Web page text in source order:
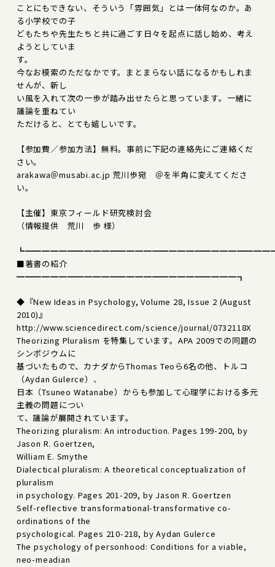
ことにもできない、そういう「雰囲気」とは一体何なのか。あ
る小学校での子
どもたちや先生たちと共に過ごす日々を起点に話し始め、考え
ようとしていま
す。
今なお模索のただなかです。まとまらない話になるかもしれま
せんが、新し
い風を入れて次の一歩が踏み出せたらと思っています。一緒に
議論を重ねてい
ただけると、とても嬉しいです。
【参加費／参加方法】無料。事前に下記の連絡先にご連絡くだ
さい。
arakawa＠musabi.ac.jp 荒川歩宛 ＠を半角に変えてくださ
い。
【主催】東京フィールド研究検討会
（情報提供 荒川 歩 様）
■著書の紹介
━━━━━━━━━━━━━━━━━━━━━━━━━━┓
◆『New Ideas in Psychology, Volume 28, Issue 2 (August
2010)』
http://www.sciencedirect.com/science/journal/0732118X
Theorizing Pluralism を特集しています。APA 2009での同題の
シンポジウムに
基づいたもので、カナダからThomas Teoら6名の他、トルコ
（Aydan Gulerce）、
日本（Tsuneo Watanabe）からも参加して心理学における多元
主義の問題につい
て、議論が展開されています。
Theorizing pluralism: An introduction. Pages 199-200, by
Jason R. Goertzen,
William E. Smythe
Dialectical pluralism: A theoretical conceptualization of
pluralism
in psychology. Pages 201-209, by Jason R. Goertzen
Self-reflective transformational-transformative co-
ordinations of the
psychological. Pages 210-218, by Aydan Gulerce
The psychology of personhood: Conditions for a viable,
neo-meadian